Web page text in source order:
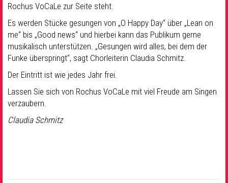
Rochus VoCaLe zur Seite steht.
Es werden Stücke gesungen von „O Happy Day“ über „Lean on
me“ bis „Good news“ und hierbei kann das Publikum gerne
musikalisch unterstützen. „Gesungen wird alles, bei dem der
Funke überspringt“, sagt Chorleiterin Claudia Schmitz.
Der Eintritt ist wie jedes Jahr frei.
Lassen Sie sich von Rochus VoCaLe mit viel Freude am Singen
verzaubern.
Claudia Schmitz